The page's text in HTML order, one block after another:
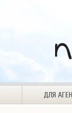
ДЛЯ